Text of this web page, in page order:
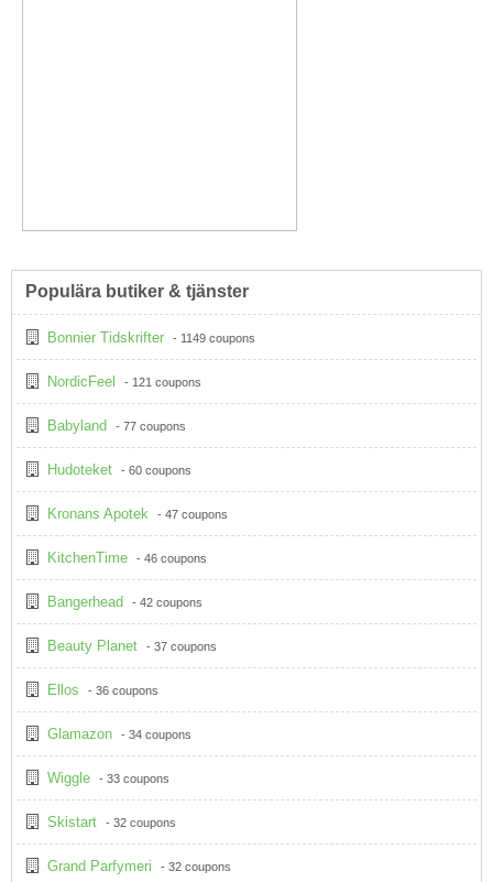
Populära butiker & tjänster
Bonnier Tidskrifter - 1149 coupons
NordicFeel - 121 coupons
Babyland - 77 coupons
Hudoteket - 60 coupons
Kronans Apotek - 47 coupons
KitchenTime - 46 coupons
Bangerhead - 42 coupons
Beauty Planet - 37 coupons
Ellos - 36 coupons
Glamazon - 34 coupons
Wiggle - 33 coupons
Skistart - 32 coupons
Grand Parfymeri - 32 coupons